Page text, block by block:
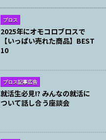
ブロス
2025年にオモコロブロスで
【いっぱい売れた商品】BEST
10
ブロス記事広告
就活生必見!? みんなの就活に
ついて話し合う座談会